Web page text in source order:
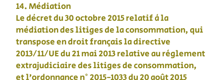
14. Médiation
Le décret du 30 octobre 2015 relatif à la
médiation des litiges de la consommation, qui
transpose en droit français la directive
2013/11/UE du 21 mai 2013 relative au règlement
extrajudiciaire des litiges de consommation,
et l’ordonnance n° 2015-1033 du 20 août 2015